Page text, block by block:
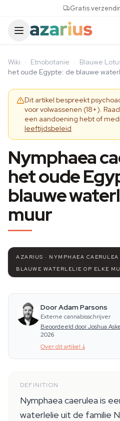
Gratis
Wiki · Etnobotanie · Blauwe
het oude Egypte: de blauwe
Dit artikel bespreekt
voor volwassenen (18+).
een aandoening hebt of
leeftijdsbeleid
Nymphaea
het oude
blauwe
muur
AZARIUS · NYMPHAEA
BLAUWE WATERLELIE OP ELKE
Door Adam Parsons
Externe cannabisschrijver
Beoordeeld door Joshua
2026
Over dit artikel ↓
DEFINITION
Nymphaea caerulea is
waterlelie uit de familie